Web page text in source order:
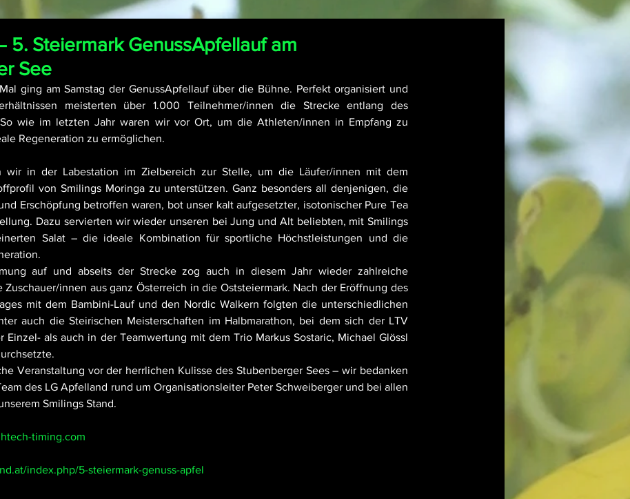
5. Steiermark GenussApfellauf am
See
ging am Samstag der GenussApfellauf über die Bühne. Perfekt organisiert und
meisterten über 1.000 Teilnehmer/innen die Strecke entlang des
So wie im letzten Jahr waren wir vor Ort, um die Athleten/innen in Empfang zu
Regeneration zu ermöglichen.
wir in der Labestation im Zielbereich zur Stelle, um die Läufer/innen mit dem
von Smilings Moringa zu unterstützen. Ganz besonders all denjenigen, die
Erschöpfung betroffen waren, bot unser kalt aufgesetzter, isotonischer Pure Tea
Dazu servierten wir wieder unseren bei Jung und Alt beliebten, mit Smilings
Salat – die ideale Kombination für sportliche Höchstleistungen und die
auf und abseits der Strecke zog auch in diesem Jahr wieder zahlreiche
innen aus ganz Österreich in die Oststeiermark. Nach der Eröffnung des
mit dem Bambini-Lauf und den Nordic Walkern folgten die unterschiedlichen
auch die Steirischen Meisterschaften im Halbmarathon, bei dem sich der LTV
Einzel- als auch in der Teamwertung mit dem Trio Markus Sostaric, Michael Glössl
Veranstaltung vor der herrlichen Kulisse des Stubenberger Sees – wir bedanken
des LG Apfelland rund um Organisationsleiter Peter Schweiberger und bei allen
Smilings Stand.
timing.com
index.php/5-steiermark-genuss-apfel